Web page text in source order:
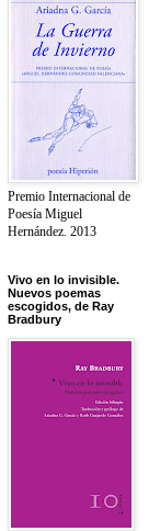
Premio Internacional de
Poesía Miguel
Hernández. 2013
Vivo en lo invisible.
Nuevos poemas
escogidos, de Ray
Bradbury